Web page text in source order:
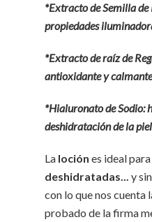
*Extracto de Semilla de
propiedades
*Extracto de raíz de
antioxidante y
*Hialuronato de Sodio:
deshidratación de la
La loción es ideal para
deshidratadas... y
con lo que nos cuenta
probado de la firma